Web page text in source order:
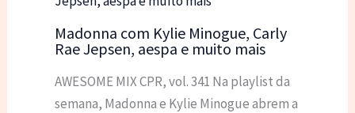
Madonna com Kylie Minogue, Carly
Rae Jepsen, aespa e muito mais
AWESOME MIX CPR, vol. 341 Na playlist da
semana, Madonna e Kylie Minogue abrem a